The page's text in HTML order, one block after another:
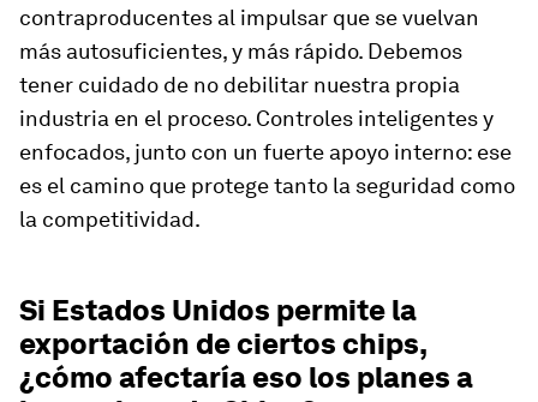
contraproducentes al impulsar que se vuelvan
más autosuficientes, y más rápido. Debemos
tener cuidado de no debilitar nuestra propia
industria en el proceso. Controles inteligentes y
enfocados, junto con un fuerte apoyo interno: ese
es el camino que protege tanto la seguridad como
la competitividad.
Si Estados Unidos permite la
exportación de ciertos chips,
¿cómo afectaría eso los planes a